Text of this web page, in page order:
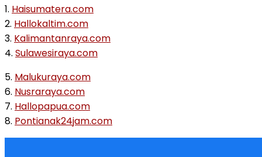
1. Haisumatera.com
2. Hallokaltim.com
3. Kalimantanraya.com
4. Sulawesiraya.com
5. Malukuraya.com
6. Nusraraya.com
7. Hallopapua.com
8. Pontianak24jam.com